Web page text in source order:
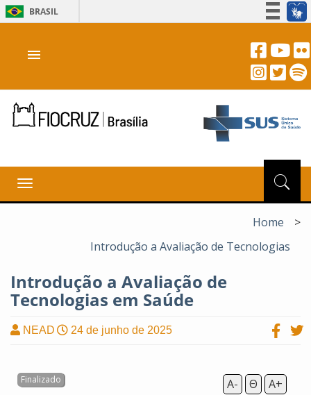
BRASIL
Acesso à informação
Canais
menu
Toggle
navigation
Home
>
Introdução a Avaliação de Tecnologias
Introdução a Avaliação de
Tecnologias em Saúde
NEAD 24 de junho de 2025
A- Θ A+